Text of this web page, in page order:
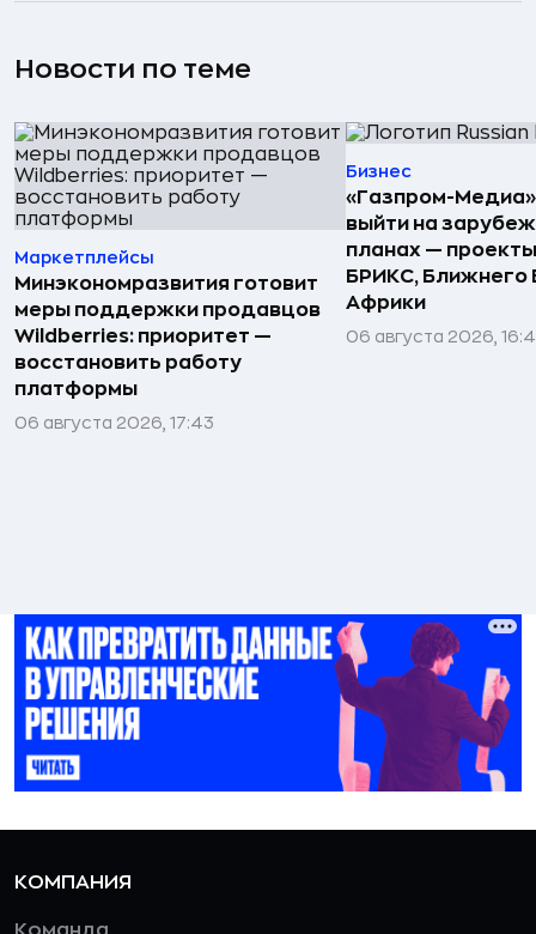
Новости по теме
Маркетплейсы
Минэкономразвития готовит
меры поддержки продавцов
Wildberries: приоритет —
восстановить работу
платформы
06 августа 2026, 17:43
Бизнес
«Газпром-Медиа»
выйти на
планах —
БРИКС, Ближнего
Африки
06 августа 2026,
КОМПАНИЯ